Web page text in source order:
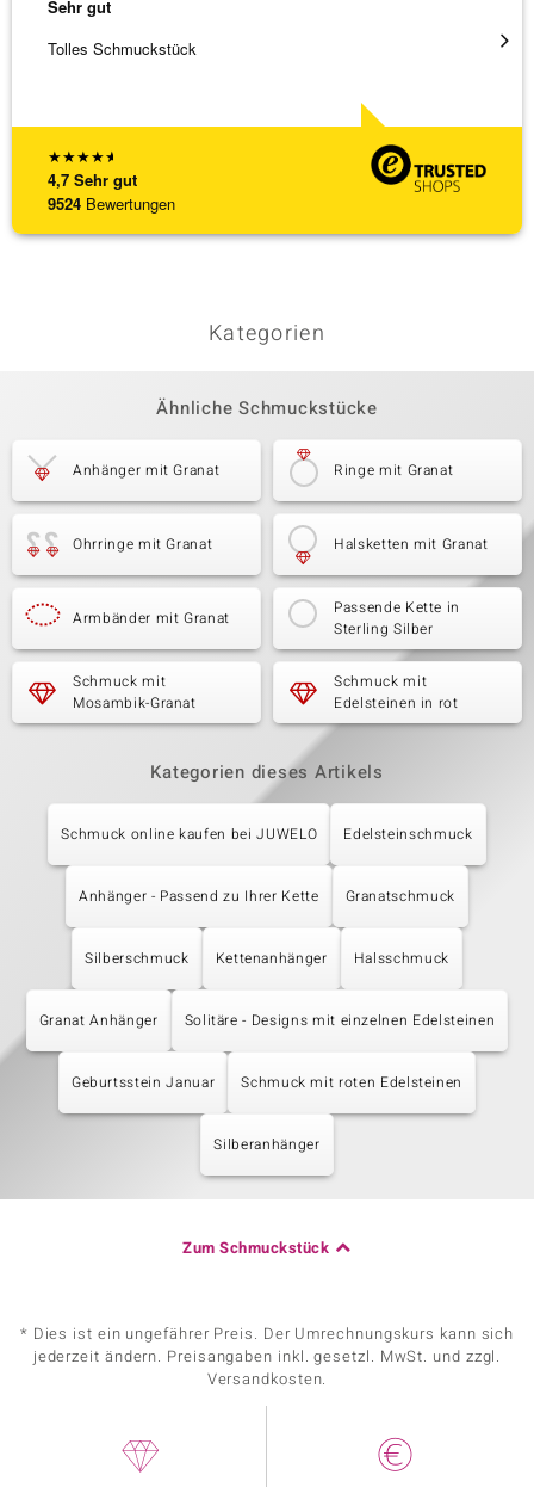
★★★★★
4,7 Sehr gut
9524 Bewertungen
Sehr gut
Tolles Schmuckstück
Ich
Kategorien
Ähnliche Schmuckstücke
Anhänger mit Granat Ringe mit Granat
Ohrringe mit Granat Halsketten mit Granat
Armbänder mit Granat
Passende Kette in
Sterling Silber
Schmuck mit
Mosambik-Granat
Schmuck mit
Edelsteinen in rot
Kategorien dieses Artikels
Schmuck online kaufen bei JUWELO Edelsteinschmuck
Anhänger - Passend zu Ihrer Kette Granatschmuck
Silberschmuck Kettenanhänger Halsschmuck
Granat Anhänger Solitäre - Designs mit einzelnen Edelsteinen
Geburtsstein Januar Schmuck mit roten Edelsteinen
Silberanhänger
Zum Schmuckstück
* Dies ist ein ungefährer Preis. Der Umrechnungskurs kann sich
jederzeit ändern. Preisangaben inkl. gesetzl. MwSt. und zzgl.
Versandkosten.